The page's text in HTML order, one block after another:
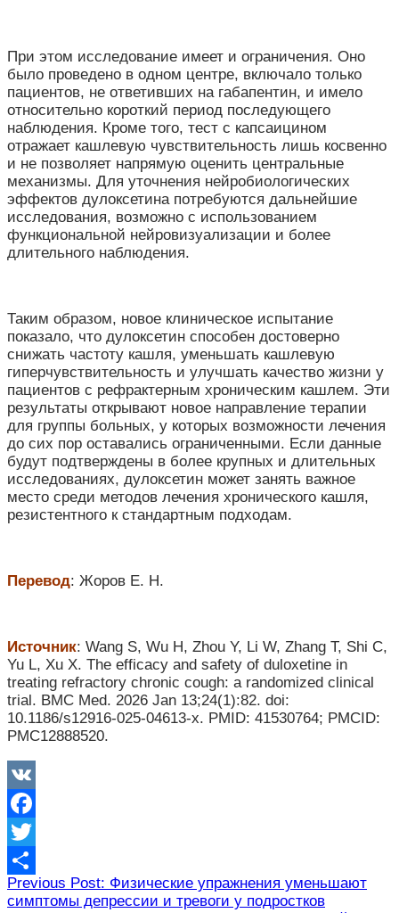
При этом исследование имеет и ограничения. Оно
было проведено в одном центре, включало только
пациентов, не ответивших на габапентин, и имело
относительно короткий период последующего
наблюдения. Кроме того, тест с капсаицином
отражает кашлевую чувствительность лишь косвенно
и не позволяет напрямую оценить центральные
механизмы. Для уточнения нейробиологических
эффектов дулоксетина потребуются дальнейшие
исследования, возможно с использованием
функциональной нейровизуализации и более
длительного наблюдения.
Таким образом, новое клиническое испытание
показало, что дулоксетин способен достоверно
снижать частоту кашля, уменьшать кашлевую
гиперчувствительность и улучшать качество жизни у
пациентов с рефрактерным хроническим кашлем. Эти
результаты открывают новое направление терапии
для группы больных, у которых возможности лечения
до сих пор оставались ограниченными. Если данные
будут подтверждены в более крупных и длительных
исследованиях, дулоксетин может занять важное
место среди методов лечения хронического кашля,
резистентного к стандартным подходам.
Перевод: Жоров Е. Н.
Источник: Wang S, Wu H, Zhou Y, Li W, Zhang T, Shi C,
Yu L, Xu X. The efficacy and safety of duloxetine in
treating refractory chronic cough: a randomized clinical
trial. BMC Med. 2026 Jan 13;24(1):82. doi:
10.1186/s12916-025-04613-x. PMID: 41530764; PMCID:
PMC12888520.
VK
Facebook
Twitter
Отправить
Навигация
Previous Post: Физические упражнения уменьшают
симптомы депрессии и тревоги у подростков